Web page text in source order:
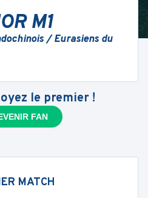
M1
/ Eurasiens du
le premier !
FAN
MATCH